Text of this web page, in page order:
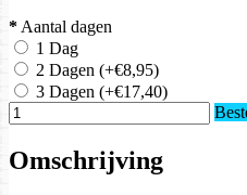
* Aantal dagen
1 Dag
2 Dagen (+€8,95)
3 Dagen (+€17,40)
Omschrijving